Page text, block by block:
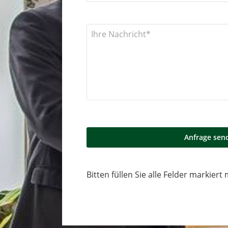
Bitten füllen Sie alle Felder markiert